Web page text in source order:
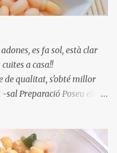
es fa sol, està clar
a casa!!
de qualitat, s'obté millor
Preparació Poseu els
per aigua freda,